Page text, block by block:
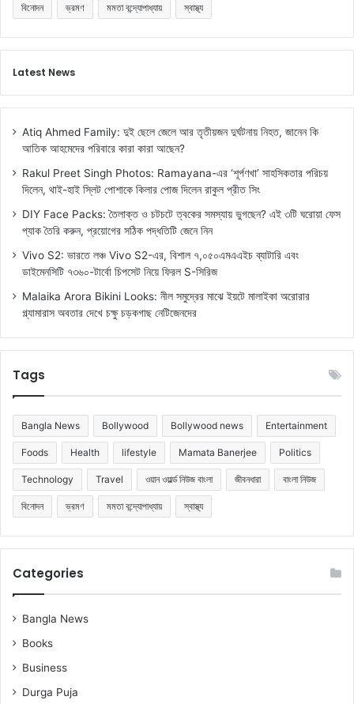
বিনোদন ভ্রমণ মমতা বন্দ্যোপাধ্যায় স্বাস্থ্য
Latest News
Atiq Ahmed Family: দুই ছেলে জেলে আর তৃতীয়জন দুর্ঘটনায় নিহত, জানেন কি
আতিক আহমেদের পরিবারে কারা কারা আছেন?
Rakul Preet Singh Photos: Ramayana-এর ‘শূর্পণখা’ সাহসিকতার পরিচয়
দিলেন, থাই-হাই স্লিট পোশাকে কিলার পোজ দিলেন রাকুল প্রীত সিং
DIY Face Packs: তৈলাক্ত ও চটচটে ত্বকের সমস্যায় ভুগছেন? এই ৩টি ঘরোয়া ফেস
প্যাক তৈরি করুন, প্রয়োগের সঠিক পদ্ধতিটি জেনে নিন
Vivo S2: ভারতে লঞ্চ Vivo S2-এর, বিশাল ৭,০৫০এমএএইচ ব্যাটারি এবং
ডাইমেনসিটি ৭৩৬০-টার্বো চিপসেট নিয়ে ফিরল S-সিরিজ
Malaika Arora Bikini Looks: নীল সমুদ্রের মাঝে ইয়টে মালাইকা অরোরার
গ্ল্যামারাস অবতার দেখে চক্ষু চড়কগাছ নেটিজেনদের
Tags
Bangla News Bollywood Bollywood news Entertainment
Foods Health lifestyle Mamata Banerjee Politics
Technology Travel ওয়ান ওয়ার্ল্ড নিউজ বাংলা জীবনধারা বাংলা নিউজ
বিনোদন ভ্রমণ মমতা বন্দ্যোপাধ্যায় স্বাস্থ্য
Categories
Bangla News
Books
Business
Durga Puja